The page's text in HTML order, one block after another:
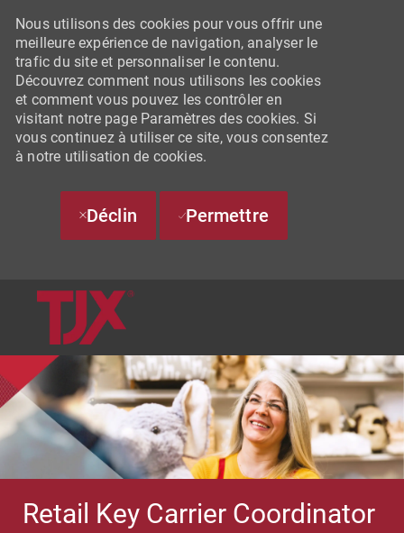
SKIP TO MAIN CONTENT
Nous utilisons des cookies pour vous offrir une
meilleure expérience de navigation, analyser le
trafic du site et personnaliser le contenu.
Découvrez comment nous utilisons les cookies
et comment vous pouvez les contrôler en
visitant notre page Paramètres des cookies. Si
vous continuez à utiliser ce site, vous consentez
à notre utilisation de cookies.
Déclin Permettre
Retail Key Carrier Coordinator